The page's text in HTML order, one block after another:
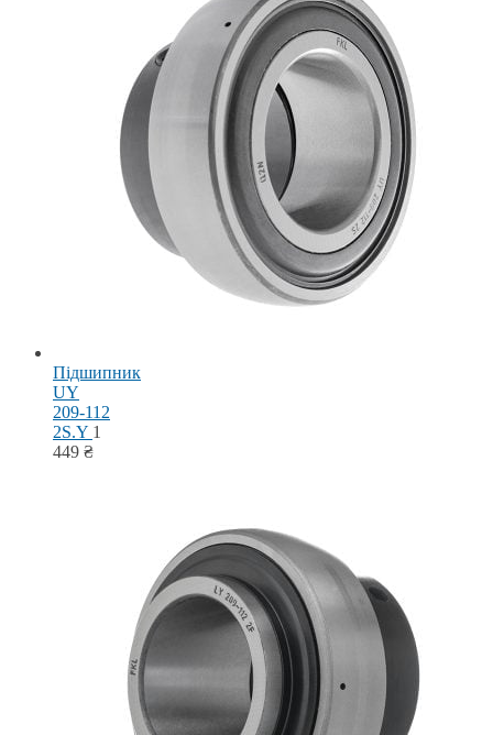
Підшипник
UY
209-112
2S.Y 1
449 ₴